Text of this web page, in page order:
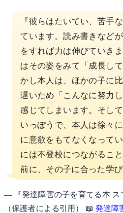
『彼らはたいてい、苦手
ています。読み書きなど
をすれば力は伸びていき
はその姿をみて「成長し
かし本人は、ほかの子に
遅いため「こんなに努力
感じてしまいます。そし
いっぽうで、本人は徐々
に意欲をもてなくなって
には不登校につながるこ
前に、その子に合った学
— 『発達障害の子を育てる本 ス
（保護者による引用） 📖 発達障